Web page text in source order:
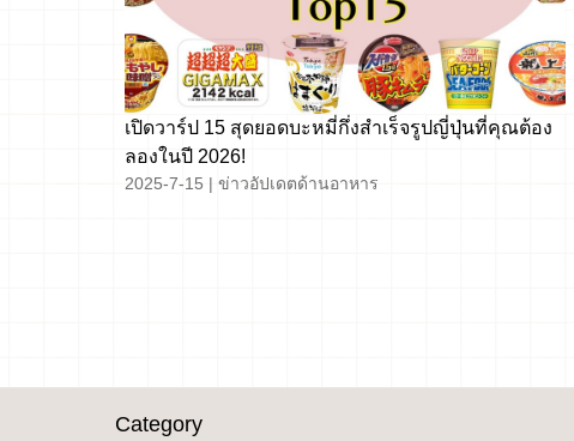
เปิดวาร์ป 15 สุดยอดบะหมี่กึ่งสำเร็จรูปญี่ปุ่นที่คุณต้อง
ลองในปี 2026!
2025-7-15 | ข่าวอัปเดตด้านอาหาร
Category